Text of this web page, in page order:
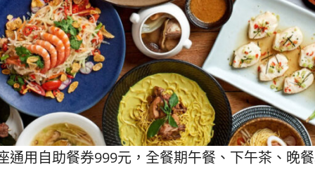
通用自助餐券999元，全餐期午餐、下午茶、晚